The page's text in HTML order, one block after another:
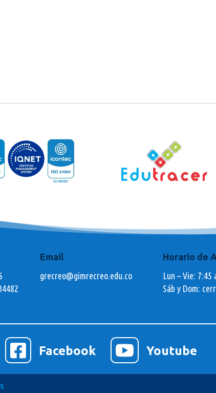
Email
grecreo@gimrecreo.edu.co
Horario de
Lun – Vie: 7:45
Sáb y Dom:
 Facebook  Youtube